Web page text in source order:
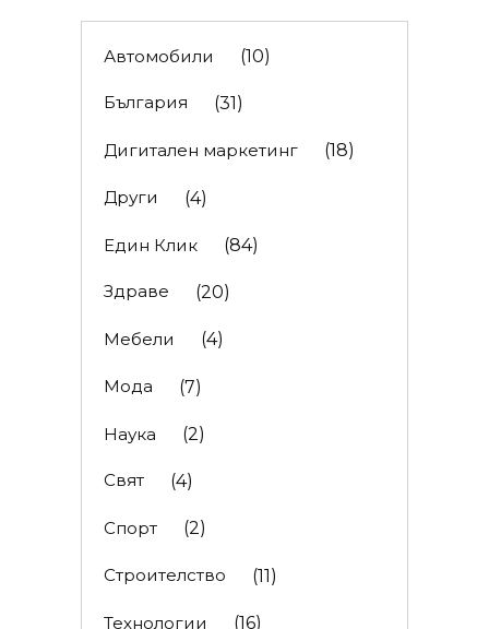
Автомобили (10)
България (31)
Дигитален маркетинг (18)
Други (4)
Един Клик (84)
Здраве (20)
Мебели (4)
Мода (7)
Наука (2)
Свят (4)
Спорт (2)
Строителство (11)
Технологии (16)